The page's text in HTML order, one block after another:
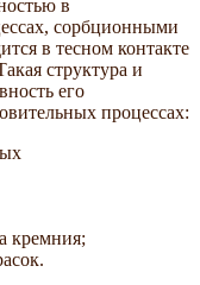
в
сорбционными
в тесном контакте
структура и
его
процессах:
кремния;